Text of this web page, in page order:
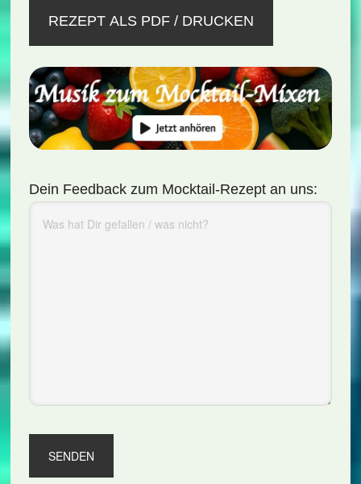
REZEPT ALS PDF / DRUCKEN
Dein Feedback zum Mocktail-Rezept an uns: